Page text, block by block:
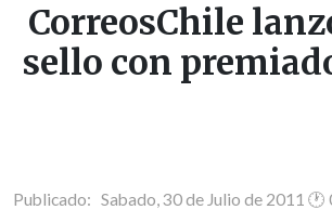
CorreosChile
sello con
Publicado: Sabado, 30 de Julio de 2011 🕐